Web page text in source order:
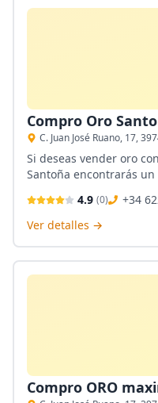
Compro Oro
C. Juan José Ruano, 17,
Si deseas vender oro
Santoña encontrarás
garantizar la discreción
diario más alto del oro,
4.9 (0)
+34
Ver detalles →
Compro ORO